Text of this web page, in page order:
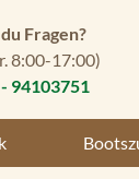
Fragen?
8:00-17:00)
94103751